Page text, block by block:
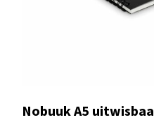
Nobuuk A5